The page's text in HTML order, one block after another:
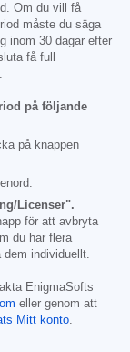
Om du vill få
måste du säga
inom 30 dagar efter
få full
på följande
på knappen
Licenser".
för att avbryta
du har flera
dem individuellt.
EnigmaSofts
eller genom att
Mitt konto.